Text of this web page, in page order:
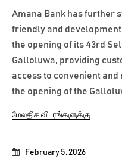
February 5, 2026
Amana Bank has further
friendly and
the opening of its 43rd
Galloluwa, providing
access to convenient
the opening of the
மேலதிக விபரங்களுக்கு